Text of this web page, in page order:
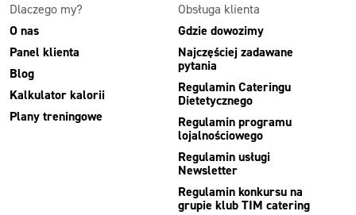
Dlaczego my?
O nas
Panel klienta
Blog
Kalkulator kalorii
Plany treningowe
Obsługa klienta
Gdzie dowozimy
Najczęściej zadawane
pytania
Regulamin Cateringu
Dietetycznego
Regulamin programu
lojalnościowego
Regulamin usługi
Newsletter
Regulamin konkursu na
grupie klub TIM catering